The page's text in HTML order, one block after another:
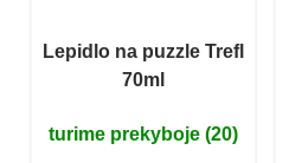
Lepidlo na puzzle Trefl
70ml
turime prekyboje (20)